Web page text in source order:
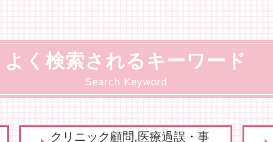
よく検索されるキーワード
Search Keyword
クリニック顧問,医療過誤・事